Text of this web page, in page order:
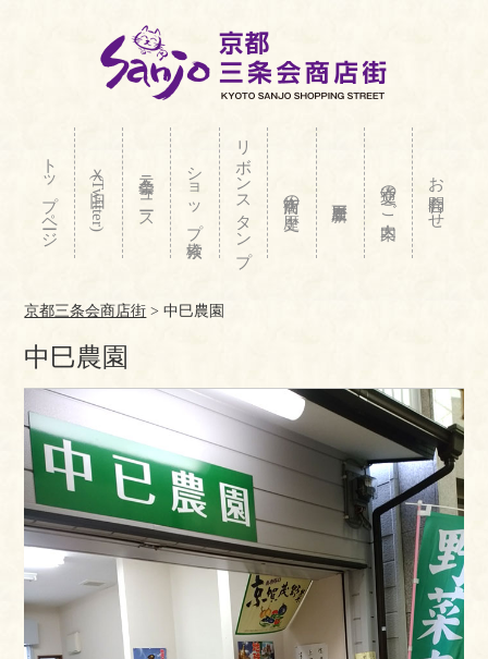
トップページ Ｘ(旧Twitter) 三条会ニュース ショップ検索 リボンスタンプ 商店街の歴史 交通のご案内 お問合わせ
京都三条会商店街 >中巳農園
中巳農園